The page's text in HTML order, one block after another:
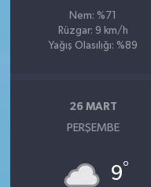
Nem: %71
Rüzgar: 9 km/h
Yağış Olasılığı: %89
26 MART
PERŞEMBE
9°